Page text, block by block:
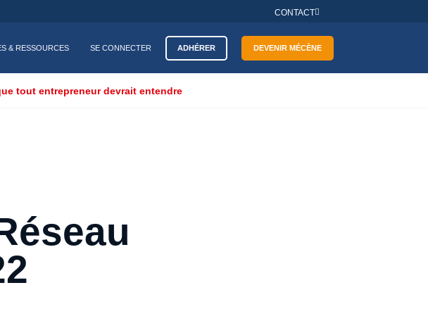
CONTACT
& RESSOURCES SE CONNECTER ADHÉRER DEVENIR MÉCÈNE
tout entrepreneur devrait entendre